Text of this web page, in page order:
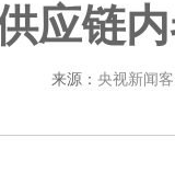
应链
来源： 央视新闻